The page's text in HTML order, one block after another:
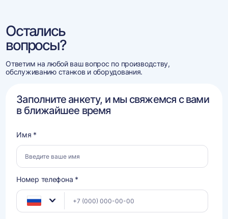
Остались
вопросы?
Ответим на любой ваш вопрос по производству,
обслуживанию станков и оборудования.
Заполните анкету, и мы свяжемся с вами
в ближайшее время
Имя *
Номер телефона *